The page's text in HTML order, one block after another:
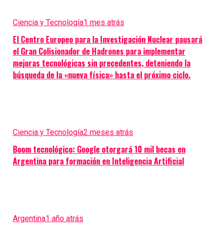
Ciencia y Tecnología1 mes atrás
El Centro Europeo para la Investigación Nuclear pausará
el Gran Colisionador de Hadrones para implementar
mejoras tecnológicas sin precedentes, deteniendo la
búsqueda de la «nueva física» hasta el próximo ciclo.
Ciencia y Tecnología2 meses atrás
Boom tecnológico: Google otorgará 10 mil becas en
Argentina para formación en Inteligencia Artificial
Argentina1 año atrás